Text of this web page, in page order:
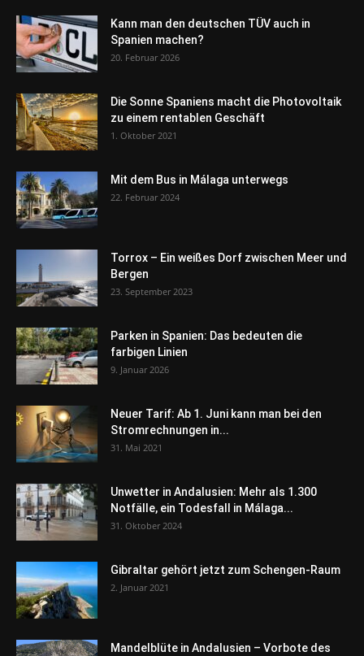
Kann man den deutschen TÜV auch in
Spanien machen?
20. Februar 2026
Die Sonne Spaniens macht die Photovoltaik
zu einem rentablen Geschäft
1. Oktober 2021
Mit dem Bus in Málaga unterwegs
22. Februar 2024
Torrox – Ein weißes Dorf zwischen Meer und
Bergen
23. September 2023
Parken in Spanien: Das bedeuten die
farbigen Linien
9. Januar 2026
Neuer Tarif: Ab 1. Juni kann man bei den
Stromrechnungen in...
31. Mai 2021
Unwetter in Andalusien: Mehr als 1.300
Notfälle, ein Todesfall in Málaga...
31. Oktober 2024
Gibraltar gehört jetzt zum Schengen-Raum
2. Januar 2021
Mandelblüte in Andalusien – Vorbote des